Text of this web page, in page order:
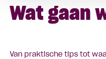
Wat gaan
Van praktische tips tot